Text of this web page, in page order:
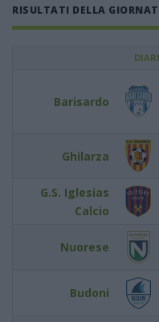
RISULTATI DELLA
Barisardo
Ghilarza
G.S. Iglesias
Calcio
Nuorese
Budoni